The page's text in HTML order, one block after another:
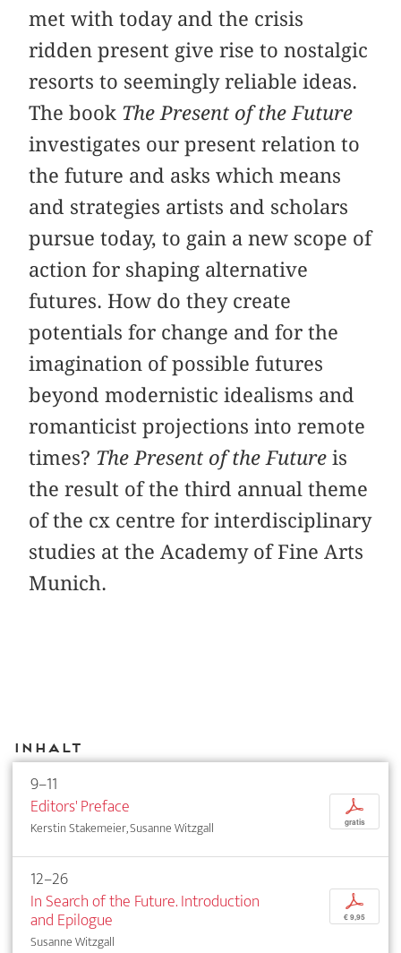
met with today and the crisis
ridden present give rise to nostalgic
resorts to seemingly reliable ideas.
The book The Present of the Future
investigates our present relation to
the future and asks which means
and strategies artists and scholars
pursue today, to gain a new scope of
action for shaping alternative
futures. How do they create
potentials for change and for the
imagination of possible futures
beyond modernistic idealisms and
romanticist projections into remote
times? The Present of the Future is
the result of the third annual theme
of the cx centre for interdisciplinary
studies at the Academy of Fine Arts
Munich.
Inhalt
9–11
Editors' Preface
Kerstin Stakemeier, Susanne Witzgall
p
gratis
12–26
In Search of the Future. Introduction
and Epilogue
Susanne Witzgall
p
€ 9,95